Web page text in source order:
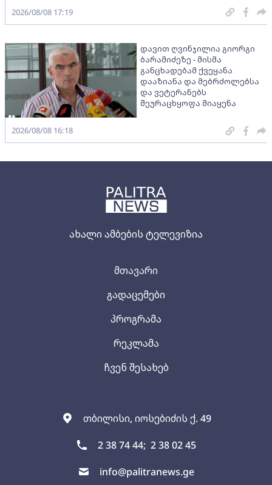
ახალი ამბების ტელევიზია
თბილისი, იოსებიძის ქ. 49
2 38 74 44; 2 38 02 45
info@palitranews.ge
მთავარი
გადაცემები
პროგრამა
რეკლამა
ჩვენ შესახებ
2026/08/08 17:19
დავით ღვინჯილია გიორგი
ბარამიძეზე - მისმა
განცხადებამ ქვეყანა
დააზიანა და მებრძოლებსა
და ვეტერანებს
შეურაცხყოფა მიაყენა
2026/08/08 16:18